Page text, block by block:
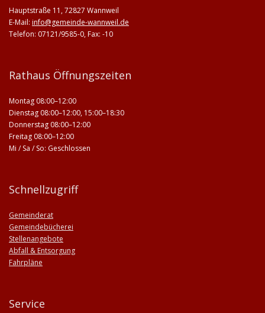
Hauptstraße 11, 72827 Wannweil
E-Mail: info@gemeinde-wannweil.de
Telefon: 07121/9585-0, Fax: -10
Rathaus Öffnungszeiten
Montag 08:00–12:00
Dienstag 08:00–12:00, 15:00–18:30
Donnerstag 08:00–12:00
Freitag 08:00–12:00
Mi / Sa / So: Geschlossen
Schnellzugriff
Gemeinderat
Gemeindebücherei
Stellenangebote
Abfall & Entsorgung
Fahrpläne
Service